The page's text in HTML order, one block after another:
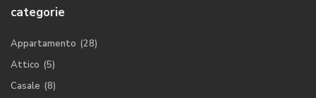
categorie
Appartamento (28)
Attico (5)
Casale (8)